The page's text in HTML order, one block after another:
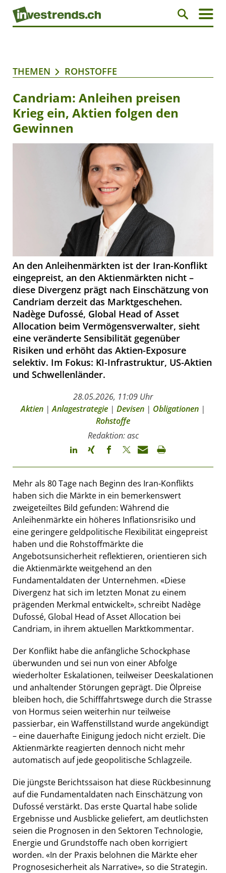
THEMEN ROHSTOFFE
Candriam: Anleihen preisen
Krieg ein, Aktien folgen den
Gewinnen
An den Anleihenmärkten ist der Iran-Konflikt
eingepreist, an den Aktienmärkten nicht –
diese Divergenz prägt nach Einschätzung von
Candriam derzeit das Marktgeschehen.
Nadège Dufossé, Global Head of Asset
Allocation beim Vermögensverwalter, sieht
eine veränderte Sensibilität gegenüber
Risiken und erhöht das Aktien-Exposure
selektiv. Im Fokus: KI-Infrastruktur, US-Aktien
und Schwellenländer.
28.05.2026, 11:09 Uhr
Aktien |Anlagestrategie | Devisen | Obligationen |
Rohstoffe
Redaktion: asc
Mehr als 80 Tage nach Beginn des Iran-Konflikts
haben sich die Märkte in ein bemerkenswert
zweigeteiltes Bild gefunden: Während die
Anleihenmärkte ein höheres Inflationsrisiko und
eine geringere geldpolitische Flexibilität eingepreist
haben und die Rohstoffmärkte die
Angebotsunsicherheit reflektieren, orientieren sich
die Aktienmärkte weitgehend an den
Fundamentaldaten der Unternehmen. «Diese
Divergenz hat sich im letzten Monat zu einem
prägenden Merkmal entwickelt», schreibt Nadège
Dufossé, Global Head of Asset Allocation bei
Candriam, in ihrem aktuellen Marktkommentar.
Der Konflikt habe die anfängliche Schockphase
überwunden und sei nun von einer Abfolge
wiederholter Eskalationen, teilweiser Deeskalationen
und anhaltender Störungen geprägt. Die Ölpreise
bleiben hoch, die Schifffahrtswege durch die Strasse
von Hormus seien weiterhin nur teilweise
passierbar, ein Waffenstillstand wurde angekündigt
– eine dauerhafte Einigung jedoch nicht erzielt. Die
Aktienmärkte reagierten dennoch nicht mehr
automatisch auf jede geopolitische Schlagzeile.
Die jüngste Berichtssaison hat diese Rückbesinnung
auf die Fundamentaldaten nach Einschätzung von
Dufossé verstärkt. Das erste Quartal habe solide
Ergebnisse und Ausblicke geliefert, am deutlichsten
seien die Prognosen in den Sektoren Technologie,
Energie und Grundstoffe nach oben korrigiert
worden. «In der Praxis belohnen die Märkte eher
Prognosesicherheit als Narrative», so die Strategin.